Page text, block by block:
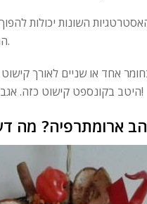
השונות יכולות
המשלבים קסם כפרי ומינימליזם, פופולריים כיום מאוד.
אחד או שניים לאורך
היטב בקונספט קישוט כזה. אגב, אתה יכול להכין זר דלת בעצמך מבלוטים. זה די קל!